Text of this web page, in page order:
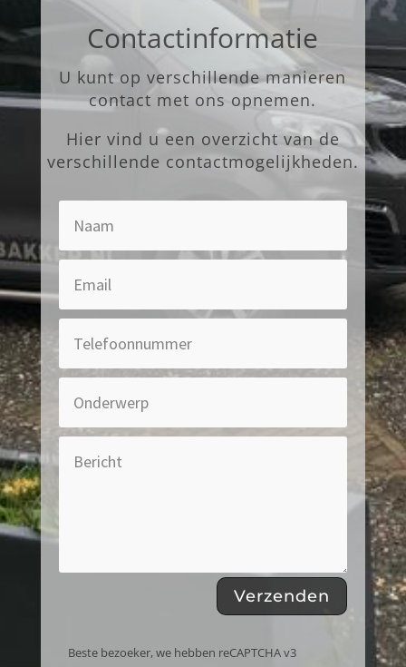
Contactinformatie
U kunt op verschillende manieren
contact met ons opnemen.
Hier vind u een overzicht van de
verschillende contactmogelijkheden.
Verzenden
Beste bezoeker, we hebben reCAPTCHA v3